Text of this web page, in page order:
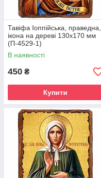
Тавіфа Іоппійська, праведна,
ікона на дереві 130х170 мм
(П-4529-1)
В наявності
450 ₴
Купити